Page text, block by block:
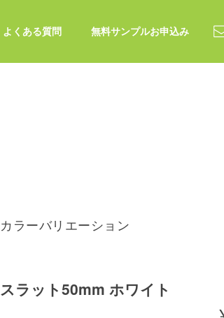
よくある質問 無料サンプルお申込み
カラーバリエーション
スラット50mm ホワイト